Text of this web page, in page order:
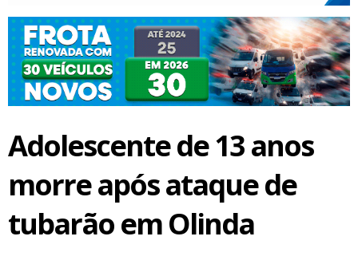
Adolescente de 13 anos
morre após ataque de
tubarão em Olinda